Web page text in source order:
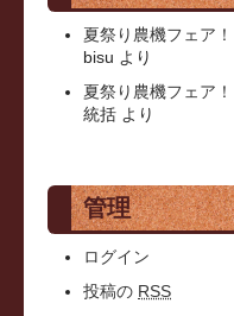
夏祭り農機フェア！
bisu より
夏祭り農機フェア！
統括 より
管理
ログイン
投稿の RSS